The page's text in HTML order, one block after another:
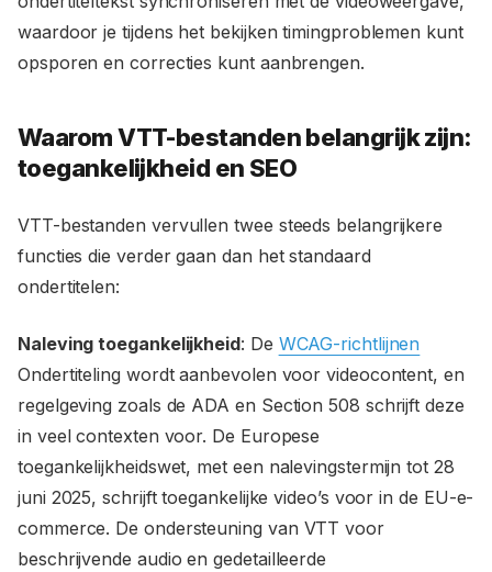
waardoor je tijdens het bekijken timingproblemen kunt
opsporen en correcties kunt aanbrengen.
Waarom VTT-bestanden belangrijk zijn:
toegankelijkheid en SEO
VTT-bestanden vervullen twee steeds belangrijkere
functies die verder gaan dan het standaard
ondertitelen:
Naleving toegankelijkheid: De WCAG-richtlijnen
Ondertiteling wordt aanbevolen voor videocontent, en
regelgeving zoals de ADA en Section 508 schrijft deze
in veel contexten voor. De Europese
toegankelijkheidswet, met een nalevingstermijn tot 28
juni 2025, schrijft toegankelijke video’s voor in de EU-e-
commerce. De ondersteuning van VTT voor
beschrijvende audio en gedetailleerde